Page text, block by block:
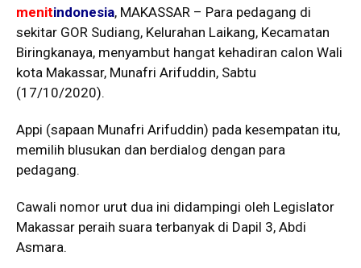
menitindonesia, MAKASSAR – Para pedagang di
sekitar GOR Sudiang, Kelurahan Laikang, Kecamatan
Biringkanaya, menyambut hangat kehadiran calon Wali
kota Makassar, Munafri Arifuddin, Sabtu
(17/10/2020).
Appi (sapaan Munafri Arifuddin) pada kesempatan itu,
memilih blusukan dan berdialog dengan para
pedagang.
Cawali nomor urut dua ini didampingi oleh Legislator
Makassar peraih suara terbanyak di Dapil 3, Abdi
Asmara.